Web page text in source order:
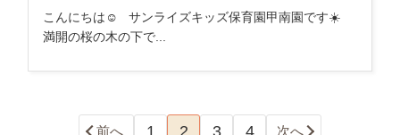
こんにちは☺️ サンライズキッズ保育園甲南園です☀️
満開の桜の木の下で...
前へ 1 2 3 4 次へ